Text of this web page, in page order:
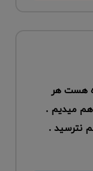
دوستان بچه من ۷ ماه هست هر
میدیم .
نترسید .